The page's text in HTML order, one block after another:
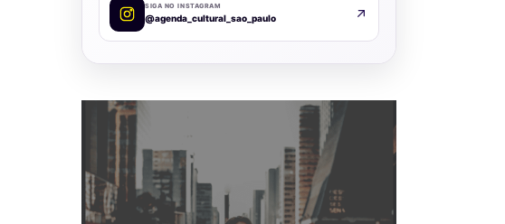
SIGA NO INSTAGRAM
@agenda_cultural_sao_paulo